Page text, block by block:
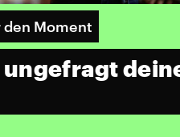
den Moment